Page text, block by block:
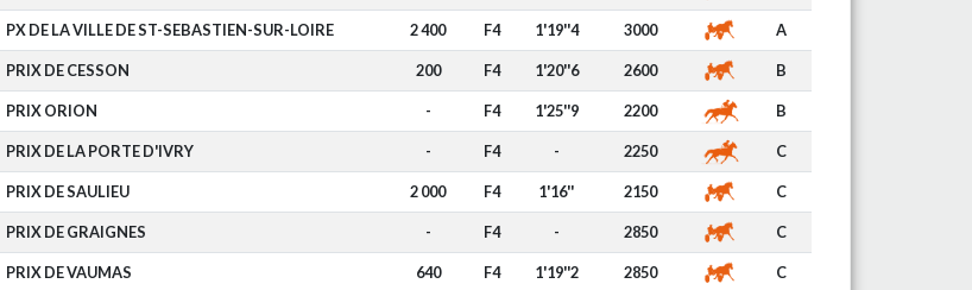
PX DE LA VILLE DE ST-SEBASTIEN-SUR-LOIRE 2 400 F4 1'19''4 3000 A
PRIX DE CESSON 200 F4 1'20''6 2600 B
PRIX ORION - F4 1'25''9 2200 B
PRIX DE LA PORTE D'IVRY - F4 - 2250 C
PRIX DE SAULIEU 2 000 F4 1'16'' 2150 C
PRIX DE GRAIGNES - F4 - 2850 C
PRIX DE VAUMAS 640 F4 1'19''2 2850 C